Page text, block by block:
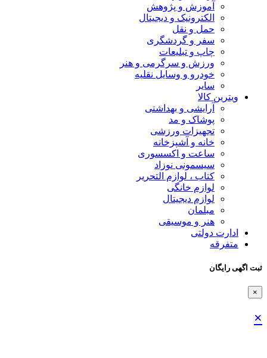
آموزش و پژوهش
الکترونیک و دیجیتال
حمل و نقل
سفر و گردشگری
چاپ و تبلیعات
ورزش و سرگرمی و هنر
خودرو و وسایل نقلیه
سایر
ویترین کالا
آرایشی و بهداشتی
پوشاک و مد
تجهیزات ورزشی
خانه و آشپزخانه
ساعت و اکسسوری
سیسمونی نوزاد
کتاب ، لوازم التحریر
لوازم خانگی
لوازم دیجیتال
مبلمان
هنر و موسیقی
ادارت دولتی
متفرقه
ثبت اگهی رایگان
×
×